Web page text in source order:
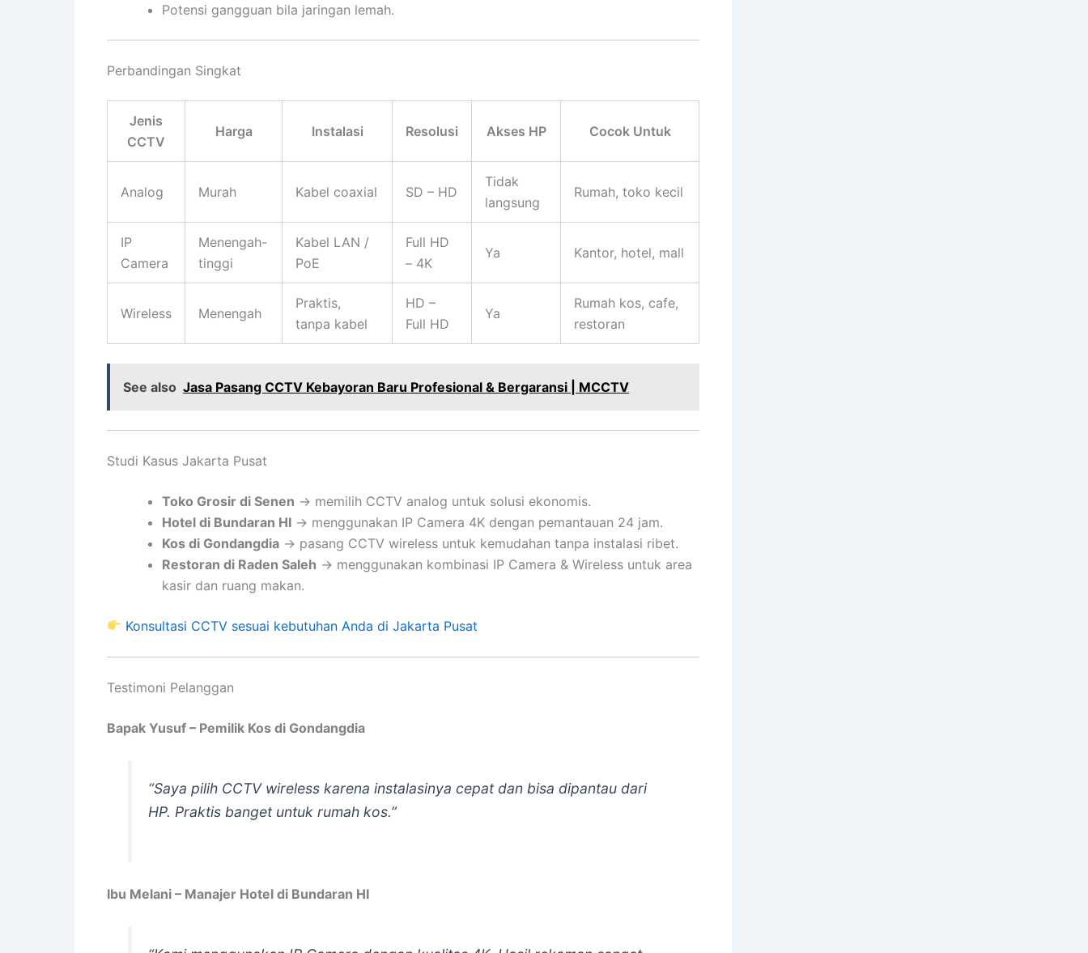
Potensi gangguan bila jaringan lemah.
Perbandingan Singkat
Jenis
CCTV
Harga Instalasi Resolusi Akses HP Cocok Untuk
Analog Murah Kabel coaxial SD – HD
Tidak
langsung
Rumah, toko kecil
IP
Camera
Menengah-
tinggi
Kabel LAN /
PoE
Full HD
– 4K
Ya Kantor, hotel, mall
Wireless Menengah
Praktis,
tanpa kabel
HD –
Full HD
Ya
Rumah kos, cafe,
restoran
See also Jasa Pasang CCTV Kebayoran Baru Profesional & Bergaransi | MCCTV
Studi Kasus Jakarta Pusat
Toko Grosir di Senen → memilih CCTV analog untuk solusi ekonomis.
Hotel di Bundaran HI → menggunakan IP Camera 4K dengan pemantauan 24 jam.
Kos di Gondangdia → pasang CCTV wireless untuk kemudahan tanpa instalasi ribet.
Restoran di Raden Saleh → menggunakan kombinasi IP Camera & Wireless untuk area
kasir dan ruang makan.
Konsultasi CCTV sesuai kebutuhan Anda di Jakarta Pusat
Testimoni Pelanggan
Bapak Yusuf – Pemilik Kos di Gondangdia
“Saya pilih CCTV wireless karena instalasinya cepat dan bisa dipantau dari
HP. Praktis banget untuk rumah kos.”
Ibu Melani – Manajer Hotel di Bundaran HI